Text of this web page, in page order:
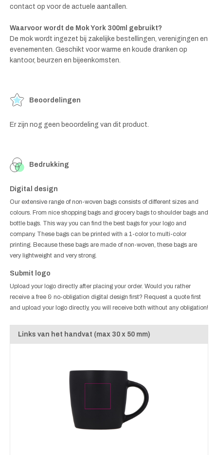
contact op voor de actuele aantallen.
Waarvoor wordt de Mok York 300ml gebruikt?
De mok wordt ingezet bij zakelijke bestellingen, verenigingen en
evenementen. Geschikt voor warme en koude dranken op
kantoor, beurzen en bijeenkomsten.
Beoordelingen
Er zijn nog geen beoordeling van dit product.
Bedrukking
Digital design
Our extensive range of non-woven bags consists of different sizes and
colours. From nice shopping bags and grocery bags to shoulder bags and
bottle bags. This way you can find the best bags for your logo and
company. These bags can be printed with a 1-color to multi-color
printing. Because these bags are made of non-woven, these bags are
very lightweight and very strong.
Submit logo
Upload your logo directly after placing your order. Would you rather
receive a free & no-obligation digital design first? Request a quote first
and upload your logo directly, you will receive both without any obligation!
Links van het handvat (max 30 x 50 mm)